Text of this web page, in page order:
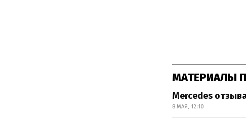
МАТЕРИАЛЫ
Mercedes
8 МАЯ, 12:10